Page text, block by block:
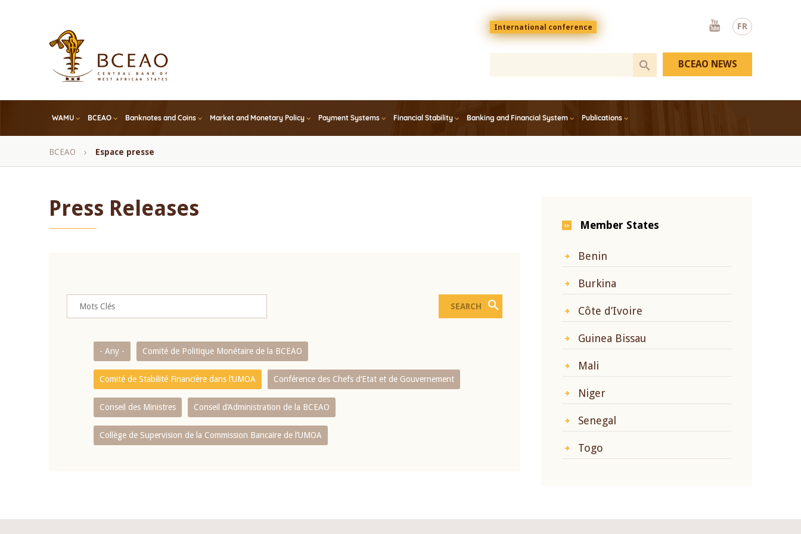
FR
Menu
top
En
International conference
Youtube
WAMU BCEAO Banknotes and Coins Market and Monetary Policy Payment Systems Financial Stability Banking and Financial System Publications
BCEAO NEWS
Breadcrumb
BCEAO Espace presse
Press Releases
- Any - Comité de Politique Monétaire de la BCEAO
Comité de Stabilité Financière dans l‘UMOA Conférence des Chefs d‘Etat et de Gouvernement
Conseil des Ministres Conseil d‘Administration de la BCEAO
Collège de Supervision de la Commission Bancaire de l’UMOA
Member States
Benin
Burkina
Côte d’Ivoire
Guinea Bissau
Mali
Niger
Senegal
Togo